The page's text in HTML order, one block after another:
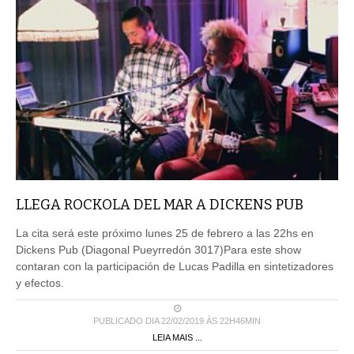
LLEGA ROCKOLA DEL MAR A DICKENS PUB
La cita será este próximo lunes 25 de febrero a las 22hs en
Dickens Pub (Diagonal Pueyrredón 3017)Para este show
contaran con la participación de Lucas Padilla en sintetizadores
y efectos.
PUBLICADO DIA 22/02/2019 ÀS 22H46MIN
LEIA MAIS ...